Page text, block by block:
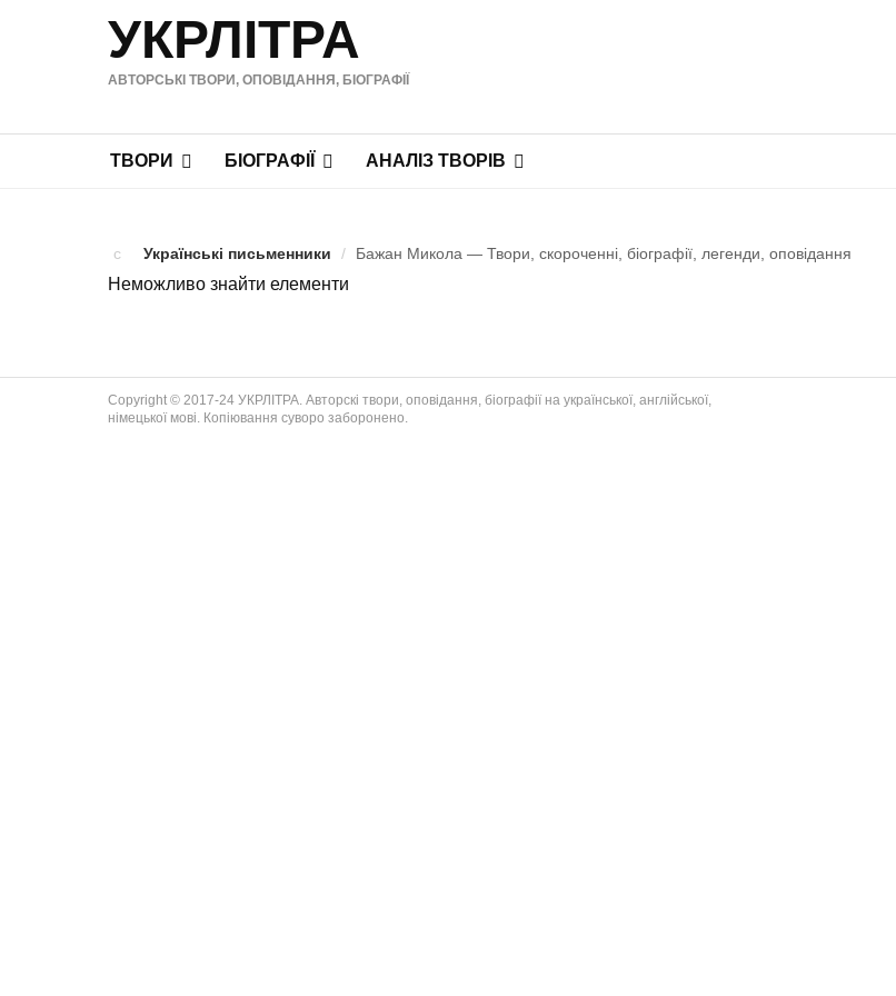
УКРЛІТРА
АВТОРСЬКІ ТВОРИ, ОПОВІДАННЯ, БІОГРАФІЇ
ТВОРИ БІОГРАФІЇ АНАЛІЗ ТВОРІВ
Українські письменники / Бажан Микола — Твори, скороченні, біографії, легенди, оповiдання
Неможливо знайти елементи
Copyright © 2017-24 УКРЛІТРА. Авторскі твори, оповідання, біографії на української, англійської,
німецької мові. Копіювання суворо заборонено.